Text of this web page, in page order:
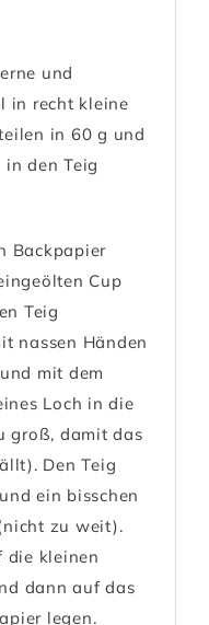
und
in recht kleine
in 60 g und
den Teig
Backpapier
Cup
Teig
nassen Händen
mit dem
Loch in die
groß, damit das
Den Teig
ein bisschen
zu weit).
die kleinen
dann auf das
legen.